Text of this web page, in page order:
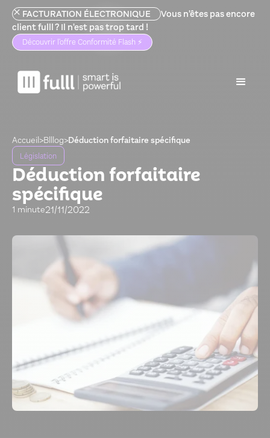
FACTURATION ÉLECTRONIQUE
Vous n'êtes pas encore
client fulll ? Il n'est pas trop tard !
Découvrir l'offre Conformité Flash ⚡️
Accueil>Blllog>Déduction forfaitaire spécifique
Législation
Déduction forfaitaire
spécifique
1 minute21/11/2022